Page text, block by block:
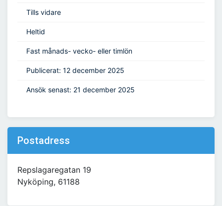
Tills vidare
Heltid
Fast månads- vecko- eller timlön
Publicerat: 12 december 2025
Ansök senast: 21 december 2025
Postadress
Repslagaregatan 19
Nyköping, 61188